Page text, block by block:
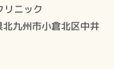
リニック
九州市小倉北区中井